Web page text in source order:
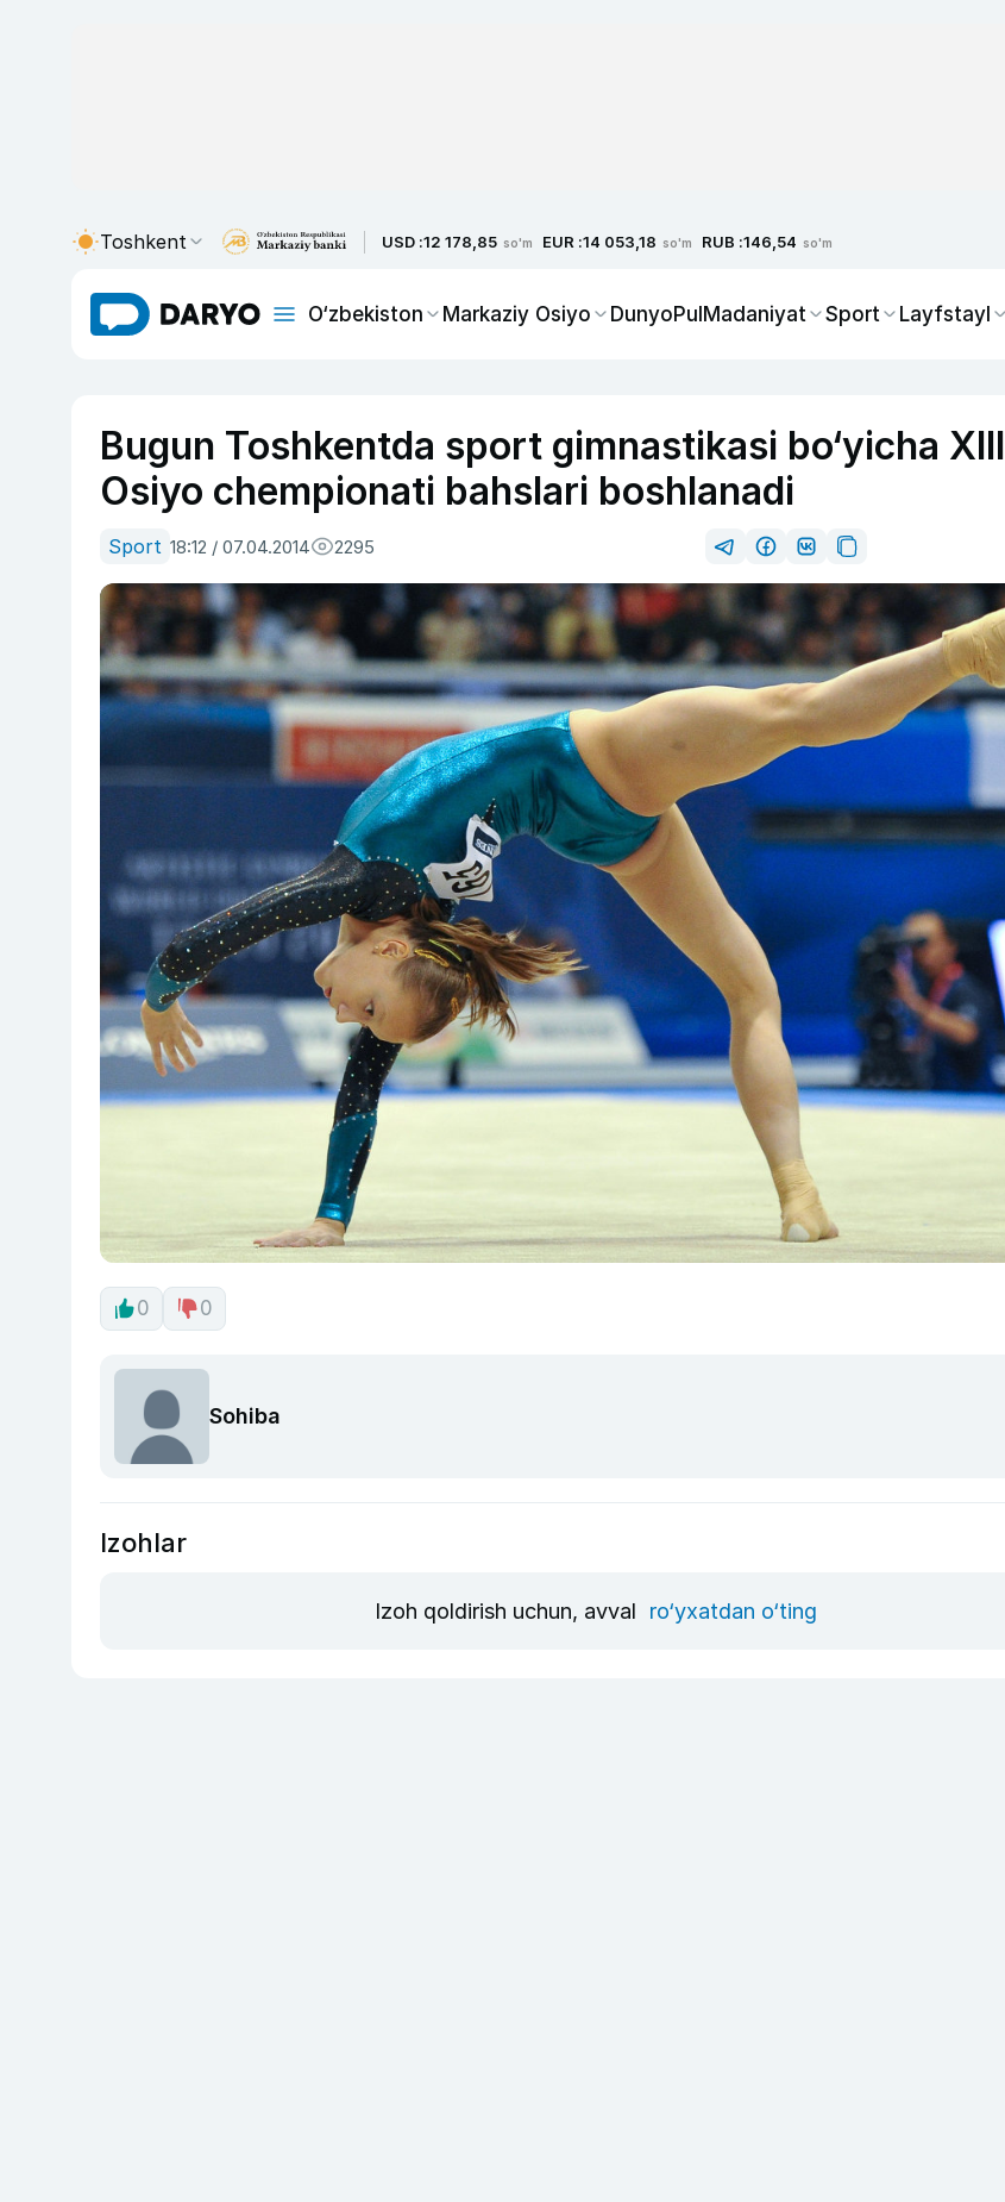
Toshkent USD :12 178,85 so'm EUR :14 053,18 so'm RUB :146,54 so'm
O‘zbekiston Markaziy Osiyo DunyoPulMadaniyat Sport Layfstayl
Bugun Toshkentda sport gimnastikasi bo‘yicha XIII
Osiyo chempionati bahslari boshlanadi
Sport 18:12 / 07.04.2014 2295
0 0
Sohiba
Izohlar
Izoh qoldirish uchun, avval ro‘yxatdan o‘ting